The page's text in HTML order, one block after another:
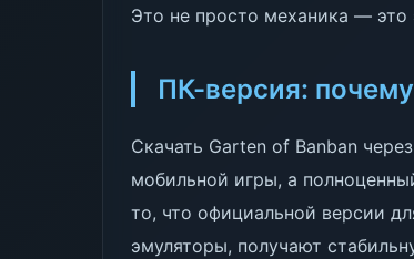
Это не просто механика —
ПК-версия:
Скачать Garten of Banban
мобильной игры, а
то, что официальной версии
эмуляторы, получают